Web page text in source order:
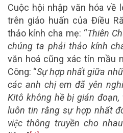
Cuộc hội nhập văn hóa về
trên giáo huấn của Điều
thảo kính cha mẹ: “Thiên
chúng ta phải thảo kính
văn hoá cũng xác tín mầu
Công: “Sự hợp nhất giữa
các anh chị em đã yên
Kitô không hề bị gián
luôn tin rằng sự hợp nhất
việc thông truyền cho